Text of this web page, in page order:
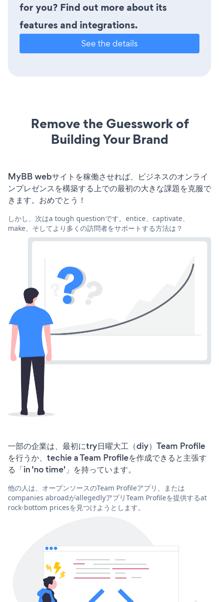
for you? Find out more about its
features and integrations.
See the details
Remove the Guesswork of
Building Your Brand
MyBB webサイトを稼働させれば、ビジネスのオンライ
ンプレゼンスを構築する上での最初の大きな課題を克服で
きます。おめでとう！
しかし、次はa tough questionです。entice、captivate、
make、そしてより多くの訪問者をサポートする方法は？
一部の企業は、最初にtry日曜大工（diy）Team Profile
を行うか、techie a Team Profileを作成できると主張す
る「in 'no time'」を持っています。
他の人は、オープンソースのTeam Profileアプリ、または
companies abroadがallegedlyアプリTeam Profileを提供するat
rock-bottom pricesを見つけようとします。